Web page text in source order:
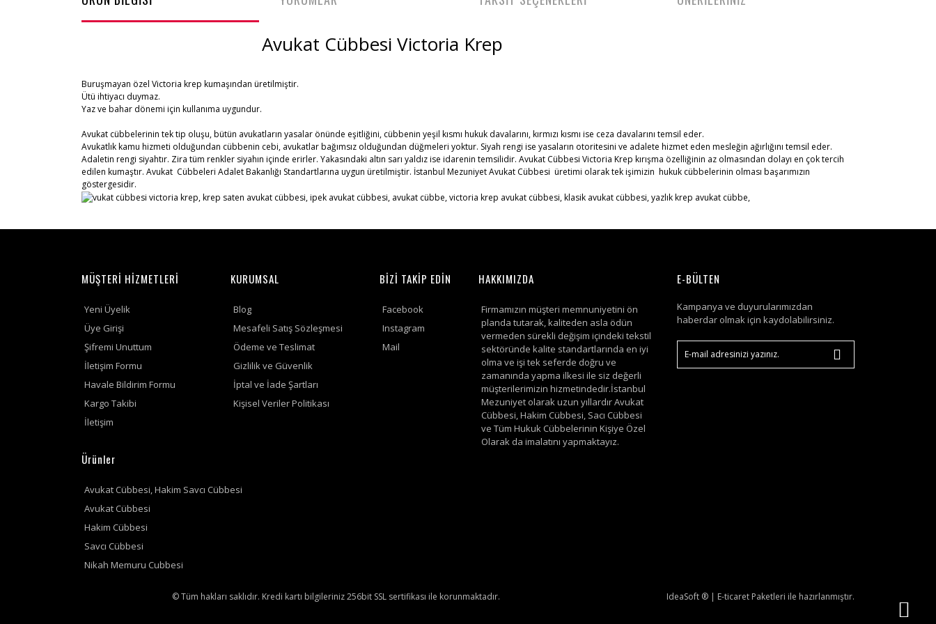
Avukat Cübbesi Victoria Krep
Buruşmayan özel Victoria krep kumaşından üretilmiştir.
Ütü ihtiyacı duymaz.
Yaz ve bahar dönemi için kullanıma uygundur.
Avukat cübbelerinin tek tip oluşu, bütün avukatların yasalar önünde eşitliğini, cübbenin yeşil kısmı hukuk davalarını, kırmızı kısmı ise ceza davalarını temsil eder.
Avukatlık kamu hizmeti olduğundan cübbenin cebi, avukatlar bağımsız olduğundan düğmeleri yoktur. Siyah rengi ise yasaların otoritesini ve adalete hizmet eden mesleğin ağırlığını temsil eder.
Adaletin rengi siyahtır. Zira tüm renkler siyahın içinde erirler. Yakasındaki altın sarı yaldız ise idarenin temsilidir. Avukat Cübbesi Victoria Krep kırışma özelliğinin az olmasından dolayı en çok tercih
edilen kumaştır. Avukat Cübbeleri Adalet Bakanlığı Standartlarına uygun üretilmiştir. İstanbul Mezuniyet Avukat Cübbesi üretimi olarak tek işimizin hukuk cübbelerinin olması başarımızın
göstergesidir.
MÜŞTERİ HİZMETLERİ
Yeni Üyelik
Üye Girişi
Şifremi Unuttum
İletişim Formu
Havale Bildirim Formu
Kargo Takibi
İletişim
KURUMSAL
Blog
Mesafeli Satış Sözleşmesi
Ödeme ve Teslimat
Gizlilik ve Güvenlik
İptal ve İade Şartları
Kişisel Veriler Politikası
BİZİ TAKİP EDİN
Facebook
Instagram
Mail
HAKKIMIZDA
Firmamızın müşteri memnuniyetini ön
planda tutarak, kaliteden asla ödün
vermeden sürekli değişim içindeki tekstil
sektöründe kalite standartlarında en iyi
olma ve işi tek seferde doğru ve
zamanında yapma ilkesi ile siz değerli
müşterilerimizin hizmetindedir.İstanbul
Mezuniyet olarak uzun yıllardır Avukat
Cübbesi, Hakim Cübbesi, Sacı Cübbesi
ve Tüm Hukuk Cübbelerinin Kişiye Özel
Olarak da imalatını yapmaktayız.
E-BÜLTEN
Kampanya ve duyurularımızdan
haberdar olmak için kaydolabilirsiniz.
Ürünler
Avukat Cübbesi, Hakim Savcı Cübbesi
Avukat Cübbesi
Hakim Cübbesi
Savcı Cübbesi
Nikah Memuru Cubbesi
© Tüm hakları saklıdır. Kredi kartı bilgileriniz 256bit SSL sertifikası ile korunmaktadır. IdeaSoft ® | E-ticaret Paketleri ile hazırlanmıştır.